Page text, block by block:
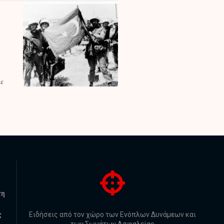
Ειδήσεις από τον χώρο των Ενόπλων Δυνάμεων και